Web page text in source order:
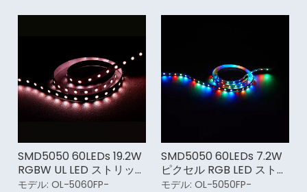
SMD5050 60LEDs 19.2W
RGBW UL LED ストリップ
ライト
モデル: OL-5060FP-
SMD5050 60LEDs 7.2W
ピクセル RGB LED ストリ
ップ ライト メーカー
モデル: OL-5050FP-